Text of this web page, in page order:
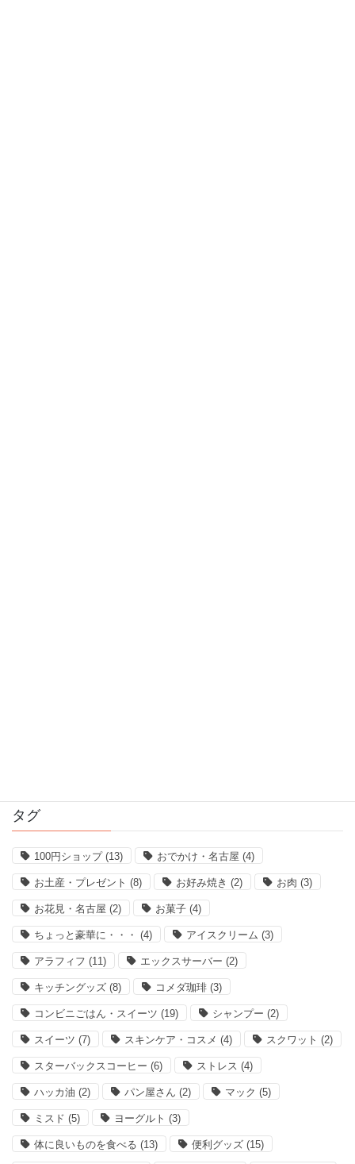
タグ
100円ショップ(13) おでかけ・名古屋 (4)
お土産・プレゼント (8) お好み焼き (2) お肉 (3)
お花見・名古屋 (2) お菓子 (4)
ちょっと豪華に・・・ (4) アイスクリーム (3)
アラフィフ (11) エックスサーバー (2)
キッチングッズ (8) コメダ珈琲 (3)
コンビニごはん・スイーツ (19) シャンプー (2)
スイーツ (7) スキンケア・コスメ (4) スクワット (2)
スターバックスコーヒー (6) ストレス (4)
ハッカ油 (2) パン屋さん (2) マック (5)
ミスド (5) ヨーグルト (3)
体に良いものを食べる (13) 便利グッズ (15)